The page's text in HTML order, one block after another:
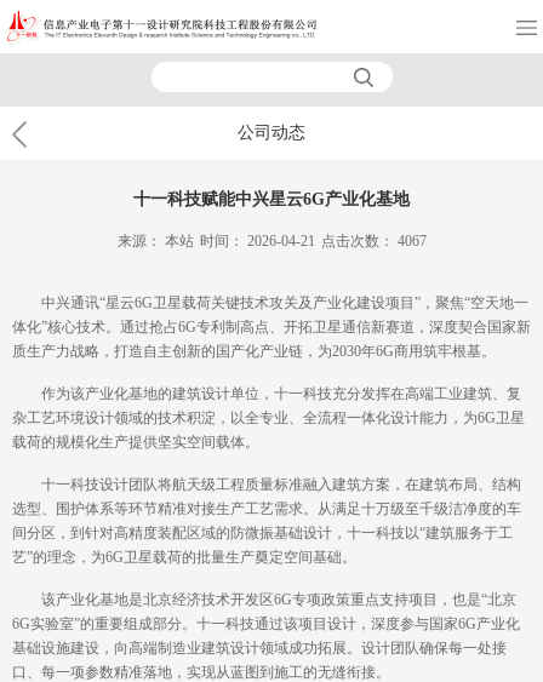
公司动态
十一科技赋能中兴星云6G产业化基地
来源： 本站 时间： 2026-04-21 点击次数： 4067
中兴通讯“星云6G卫星载荷关键技术攻关及产业化建设项目”，聚焦“空天地一
体化”核心技术。通过抢占6G专利制高点、开拓卫星通信新赛道，深度契合国家新
质生产力战略，打造自主创新的国产化产业链，为2030年6G商用筑牢根基。
作为该产业化基地的建筑设计单位，十一科技充分发挥在高端工业建筑、复
杂工艺环境设计领域的技术积淀，以全专业、全流程一体化设计能力，为6G卫星
载荷的规模化生产提供坚实空间载体。
十一科技设计团队将航天级工程质量标准融入建筑方案，在建筑布局、结构
选型、围护体系等环节精准对接生产工艺需求。从满足十万级至千级洁净度的车
间分区，到针对高精度装配区域的防微振基础设计，十一科技以“建筑服务于工
艺”的理念，为6G卫星载荷的批量生产奠定空间基础。
该产业化基地是北京经济技术开发区6G专项政策重点支持项目，也是“北京
6G实验室”的重要组成部分。十一科技通过该项目设计，深度参与国家6G产业化
基础设施建设，向高端制造业建筑设计领域成功拓展。设计团队确保每一处接
口、每一项参数精准落地，实现从蓝图到施工的无缝衔接。